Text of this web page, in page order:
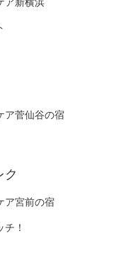
ア菅仙谷の宿
ク
ア宮前の宿
！